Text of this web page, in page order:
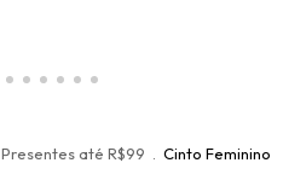
Presentes até R$99
Cinto Feminino